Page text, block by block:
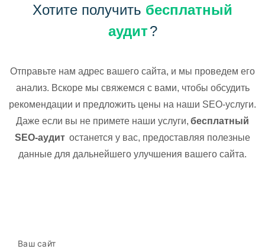
Хотите получить бесплатный
аудит?
Отправьте нам адрес вашего сайта, и мы проведем его
анализ. Вскоре мы свяжемся с вами, чтобы обсудить
рекомендации и предложить цены на наши SEO-услуги.
Даже если вы не примете наши услуги, бесплатный
SEO-аудит останется у вас, предоставляя полезные
данные для дальнейшего улучшения вашего сайта.
Ваш сайт